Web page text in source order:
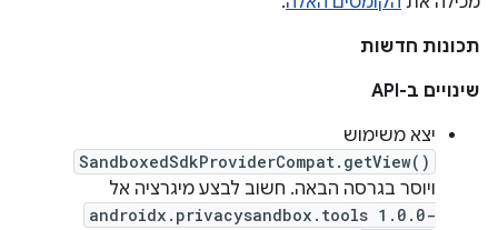
תכונות חדשות
שינויים ב-API
יצא משימוש
SandboxedSdkProviderCompat.getView()
ויוסר בגרסה הבאה. חשוב לבצע מיגרציה אל
androidx.privacysandbox.tools 1.0.0-